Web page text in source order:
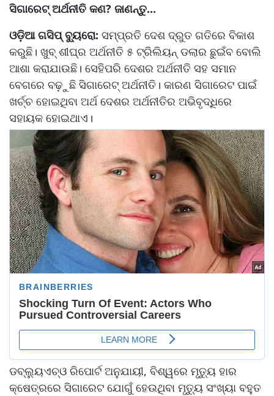
ସିଗାରେଟ୍ ଅର୍ଥନୀତି କଣ? ଜାଣନ୍ତୁ...
ଓଡ଼ିଆ ଗସିପ୍ ବ୍ୟୁରୋ: ସମ୍ପ୍ରତି ଦେଶ ଦ୍ରୁତ ଗତିରେ ବିକାଶ
କରୁଛି। ଖୁବ୍ ଶୀଘ୍ର ଅର୍ଥନୀତି ୫ ଟ୍ରିଲିୟନ୍ ଡଲାର ଛୁଇଁବ ବୋଲି
ଆଶା କରାଯାଉଛି। ସେହିପରି ଦେଶର ଅର୍ଥନୀତି ସହ ସମାନ
ବେଗରେ ବଢ଼ୁଛି ସିଗାରେଟ୍ ଅର୍ଥନୀତି। କାରଣ ସିଗାରେଟ ପାଇଁ
ଖର୍ଚ୍ଚ ହୋଇଥିବା ଅର୍ଥ ଦେଶର ଅର୍ଥନୀତିର ଅଭିବୃଦ୍ଧିରେ
ସହାୟକ ହୋଇଥାଏ।
ଡବ୍ଲ୍ୟୁଏଚ୍‌ଓ ରିପୋର୍ଟ ଅନୁଯାୟୀ, ବିଶ୍ୱରେ ମୃତ୍ୟୁ ହାର
କ୍ଷେତ୍ରରେ ସିଗାରେଟ ଯୋଗୁଁ ହେଉଥିବା ମୃତ୍ୟୁ ସଂଖ୍ୟା ବହୁତ